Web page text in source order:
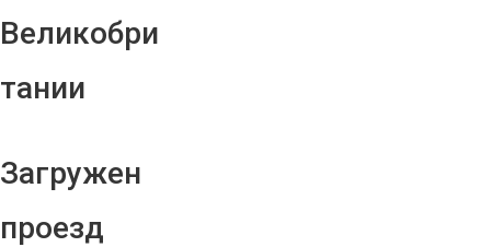
Великобри
тании
Загружен
проезд